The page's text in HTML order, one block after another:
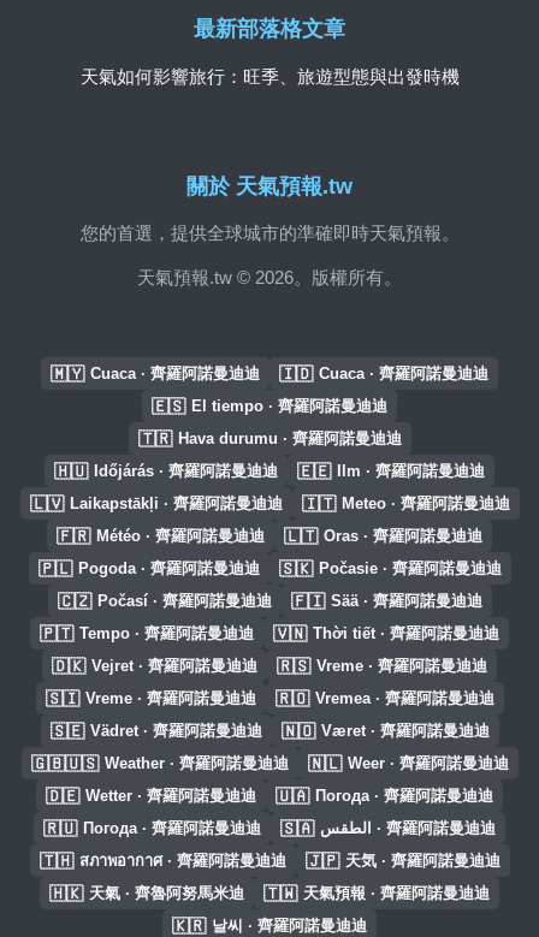
關於 天氣預報.tw
您的首選，提供全球城市的準確即時天氣預報。
天氣預報.tw © 2026。版權所有。
最新部落格文章
天氣如何影響旅行：旺季、旅遊型態與出發時機
🇲🇾 Cuaca · 齊羅阿諾曼迪迪 🇮🇩 Cuaca · 齊羅阿諾曼迪迪
🇪🇸 El tiempo · 齊羅阿諾曼迪迪
🇹🇷 Hava durumu · 齊羅阿諾曼迪迪
🇭🇺 Időjárás · 齊羅阿諾曼迪迪 🇪🇪 Ilm · 齊羅阿諾曼迪迪
🇱🇻 Laikapstākļi · 齊羅阿諾曼迪迪 🇮🇹 Meteo · 齊羅阿諾曼迪迪
🇫🇷 Météo · 齊羅阿諾曼迪迪 🇱🇹 Oras · 齊羅阿諾曼迪迪
🇵🇱 Pogoda · 齊羅阿諾曼迪迪 🇸🇰 Počasie · 齊羅阿諾曼迪迪
🇨🇿 Počasí · 齊羅阿諾曼迪迪 🇫🇮 Sää · 齊羅阿諾曼迪迪
🇵🇹 Tempo · 齊羅阿諾曼迪迪 🇻🇳 Thời tiết · 齊羅阿諾曼迪迪
🇩🇰 Vejret · 齊羅阿諾曼迪迪 🇷🇸 Vreme · 齊羅阿諾曼迪迪
🇸🇮 Vreme · 齊羅阿諾曼迪迪 🇷🇴 Vremea · 齊羅阿諾曼迪迪
🇸🇪 Vädret · 齊羅阿諾曼迪迪 🇳🇴 Været · 齊羅阿諾曼迪迪
🇬🇧🇺🇸 Weather · 齊羅阿諾曼迪迪 🇳🇱 Weer · 齊羅阿諾曼迪迪
🇩🇪 Wetter · 齊羅阿諾曼迪迪 🇺🇦 Погода · 齊羅阿諾曼迪迪
🇷🇺 Погода · 齊羅阿諾曼迪迪 🇸🇦 الطقس · 齊羅阿諾曼迪迪
🇹🇭 สภาพอากาศ · 齊羅阿諾曼迪迪 🇯🇵 天気 · 齊羅阿諾曼迪迪
🇭🇰 天氣 · 齊魯阿努馬米迪 🇹🇼 天氣預報 · 齊羅阿諾曼迪迪
🇰🇷 날씨 · 齊羅阿諾曼迪迪